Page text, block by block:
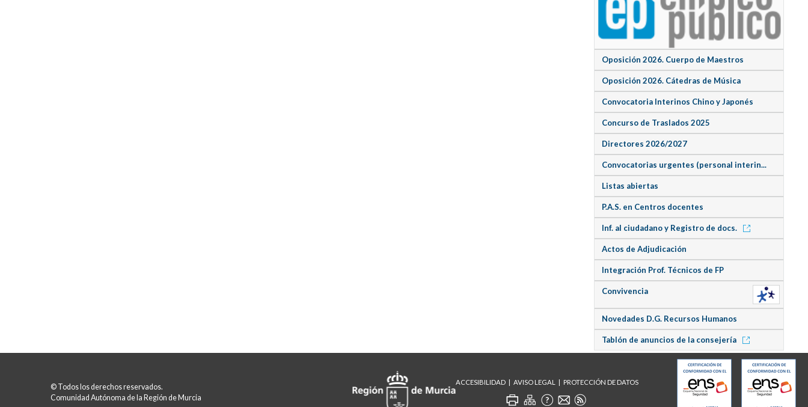
Oposición 2026. Cuerpo de Maestros
Oposición 2026. Cátedras de Música
Convocatoria Interinos Chino y Japonés
Concurso de Traslados 2025
Directores 2026/2027
Convocatorias urgentes (personal interin...
Listas abiertas
P.A.S. en Centros docentes
Inf. al ciudadano y Registro de docs.
Actos de Adjudicación
Integración Prof. Técnicos de FP
Convivencia
Novedades D.G. Recursos Humanos
Tablón de anuncios de la consejería
© Todos los derechos reservados.
Comunidad Autónoma de la Región de Murcia
ACCESIBILIDAD AVISO LEGAL PROTECCIÓN DE DATOS